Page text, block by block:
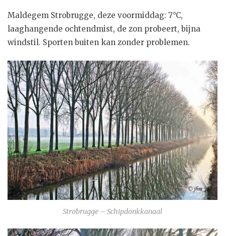
Maldegem Strobrugge, deze voormiddag: 7°C,
laaghangende ochtendmist, de zon probeert, bijna
windstil. Sporten buiten kan zonder problemen.
Strobrugge – Schipdonkkanaal